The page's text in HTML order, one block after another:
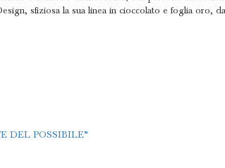
sfiziosa la sua linea in cioccolato e foglia oro,
DEL POSSIBILE”